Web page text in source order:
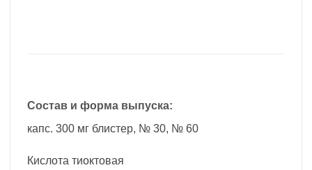
Состав и форма выпуска:
капс. 300 мг блистер, № 30, № 60
Кислота тиоктовая